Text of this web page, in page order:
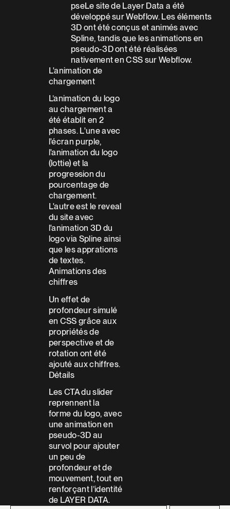
pseLe site de Layer Data a été
développé sur Webflow. Les éléments
3D ont été conçus et animés avec
Spline, tandis que les animations en
pseudo-3D ont été réalisées
nativement en CSS sur Webflow.
L'animation de
chargement
L’animation du logo
au chargement a
été établit en 2
phases. L'une avec
l'écran purple,
l'animation du logo
(lottie) et la
progression du
pourcentage de
chargement.
L'autre est le reveal
du site avec
l'animation 3D du
logo via Spline ainsi
que les apprations
de textes.
Animations des
chiffres
Un effet de
profondeur simulé
en CSS grâce aux
propriétés de
perspective et de
rotation ont été
ajouté aux chiffres.
Détails
Les CTA du slider
reprennent la
forme du logo, avec
une animation en
pseudo-3D au
survol pour ajouter
un peu de
profondeur et de
mouvement, tout en
renforçant l’identité
de LAYER DATA.